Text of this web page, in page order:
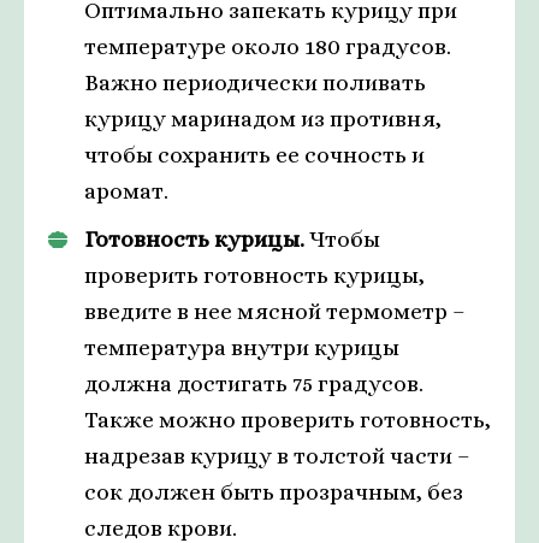
Оптимально запекать курицу при
температуре около 180 градусов.
Важно периодически поливать
курицу маринадом из противня,
чтобы сохранить ее сочность и
аромат.
Готовность курицы.Чтобы
проверить готовность курицы,
введите в нее мясной термометр –
температура внутри курицы
должна достигать 75 градусов.
Также можно проверить готовность,
надрезав курицу в толстой части –
сок должен быть прозрачным, без
следов крови.